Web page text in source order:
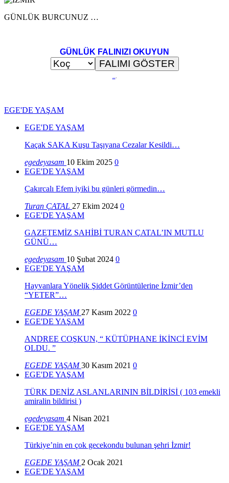
GÜNLÜK BURCUNUZ …
GÜNLÜK FALINIZI OKUYUN
...
EGE'DE YAŞAM
EGE'DE YAŞAM
Kaçak SAKA Kuşu Taşıyana Cezalar Kesildi…
egedeyasam 10 Ekim 2025 0
EGE'DE YAŞAM
Çakırcalı Efem iyiki bu günleri görmedin…
Turan ÇATAL 27 Ekim 2024 0
EGE'DE YAŞAM
GAZETEMİZ SAHİBİ TURAN ÇATAL’IN MUTLU
GÜNÜ…
egedeyasam 10 Şubat 2024 0
EGE'DE YAŞAM
Hayvanlara Yönelik Şiddet Görüntülerine İzmir’den
“YETER”…
EGEDE YAŞAM 27 Kasım 2022 0
EGE'DE YAŞAM
ANDREE COŞKUN, “ KÜTÜPHANE İKİNCİ EVİM
OLDU. ”
EGEDE YAŞAM30 Kasım 2021 0
EGE'DE YAŞAM
TÜRK DENİZ ASLANLARININ BİLDİRİSİ ( 103 emekli
amiralin bildirisi )
egedeyasam 4 Nisan 2021
EGE'DE YAŞAM
Türkiye’nin en çok gecekondu bulunan şehri İzmir!
EGEDE YAŞAM 2 Ocak 2021
EGE'DE YAŞAM